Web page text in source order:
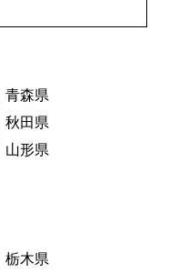
青森県
秋田県
山形県
栃木県